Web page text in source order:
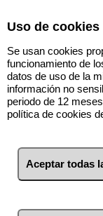
Volver
Uso de cookies
Se usan cookies
funcionamiento de
datos de uso de la
información no
periodo de 12
política de cookies
Aceptar todas